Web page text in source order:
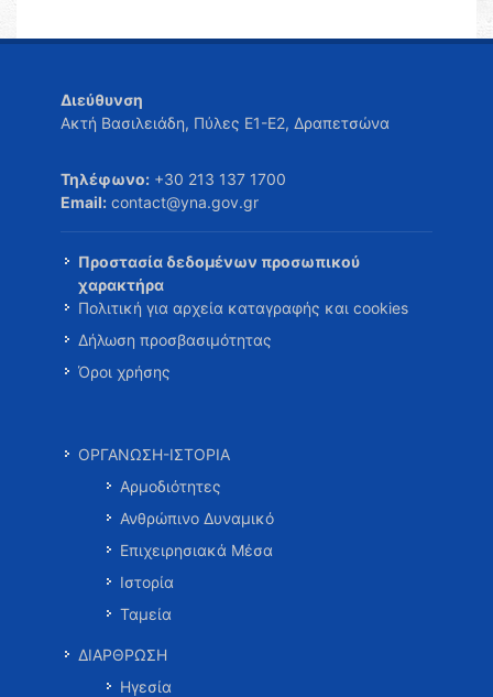
Διεύθυνση
Ακτή Βασιλειάδη, Πύλες Ε1-Ε2, Δραπετσώνα
Τηλέφωνο: +30 213 137 1700
Email: contact@yna.gov.gr
Προστασία δεδομένων προσωπικού
χαρακτήρα
Πολιτική για αρχεία καταγραφής και cookies
Δήλωση προσβασιμότητας
Όροι χρήσης
ΟΡΓΑΝΩΣΗ-ΙΣΤΟΡΙΑ
Αρμοδιότητες
Ανθρώπινο Δυναμικό
Επιχειρησιακά Μέσα
Ιστορία
Ταμεία
ΔΙΑΡΘΡΩΣΗ
Ηγεσία